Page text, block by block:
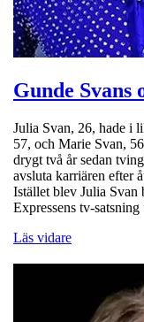
Gunde Svans
Julia Svan, 26, hade i
57, och Marie Svan,
drygt två år sedan
avsluta karriären efter
Istället blev Julia Svan
Expressens tv-
Läs vidare